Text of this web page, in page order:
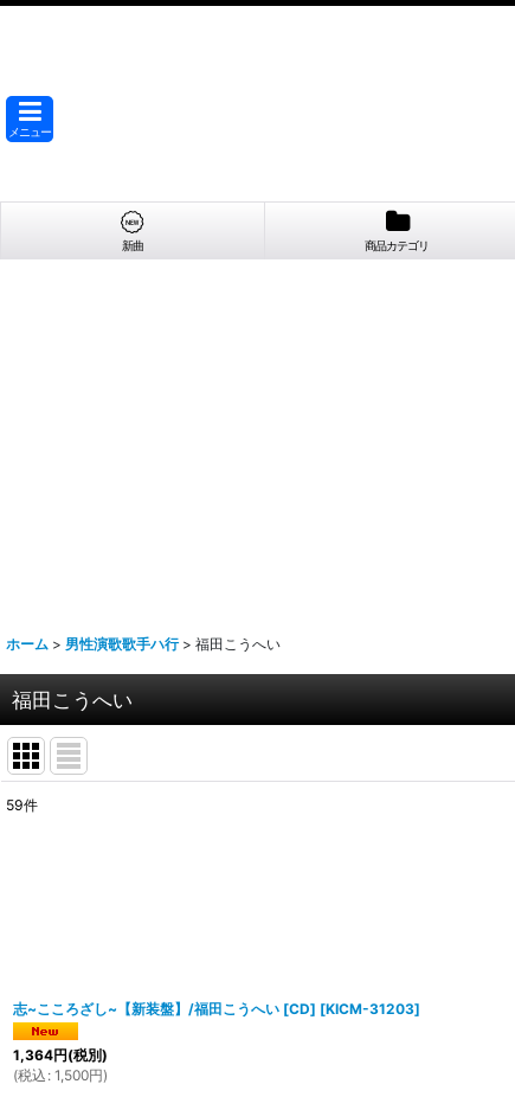
メニュー
新曲 商品カテゴリ
ホーム > 男性演歌歌手ハ行 > 福田こうへい
福田こうへい
59件
志~こころざし~【新装盤】/福田こうへい [CD] [KICM-31203]
1,364円(税別)
(税込 : 1,500円)